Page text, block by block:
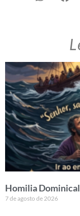
Homilia
7 de agosto de 2026